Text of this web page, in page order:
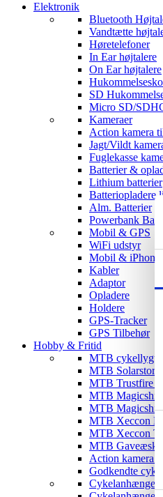
Elektronik
Bluetooth
Vandtætte
Høretelefoner
In Ear højtalere
On Ear højtalere
SD
Micro SD/
Kameraer
Action kamera
Jagt/Vildt
Fuglekasse
Batterier &
Lithium batterier
Batteriopladere
Alm. Batterier
Powerbank
Mobil & GPS
WiFi udstyr
Mobil & iPhone
Kabler
Adaptor
Opladere
Holdere
GPS-Tracker
GPS Tilbehør
Hobby & Fritid
MTB cykellygter
MTB
MTB Trustfire
MTB
MTB
MTB Xeccon
MTB Xeccon
MTB Gaveæske
Action kamera
Godkendte
Cykelanhængere